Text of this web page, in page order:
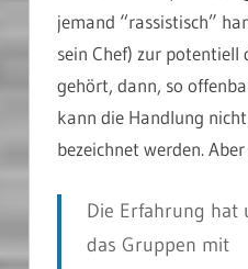
jemand “rassistisch”
sein Chef) zur
gehört, dann, so
kann die Handlung
bezeichnet werden.
Die Erfahrung hat
das Gruppen mit